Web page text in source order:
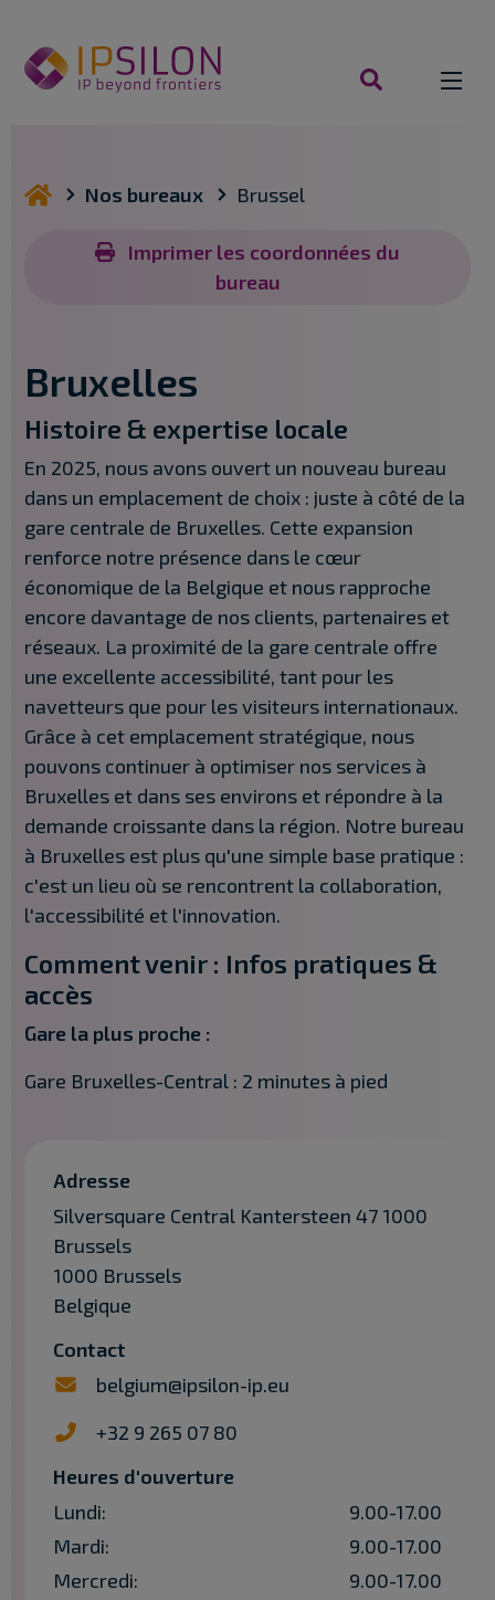
rechercher
vous êtes iciNos bureaux Brussel
Imprimer les coordonnées du
bureau
Bruxelles
Histoire & expertise locale
En 2025, nous avons ouvert un nouveau bureau
dans un emplacement de choix : juste à côté de la
gare centrale de Bruxelles. Cette expansion
renforce notre présence dans le cœur
économique de la Belgique et nous rapproche
encore davantage de nos clients, partenaires et
réseaux. La proximité de la gare centrale offre
une excellente accessibilité, tant pour les
navetteurs que pour les visiteurs internationaux.
Grâce à cet emplacement stratégique, nous
pouvons continuer à optimiser nos services à
Bruxelles et dans ses environs et répondre à la
demande croissante dans la région. Notre bureau
à Bruxelles est plus qu'une simple base pratique :
c'est un lieu où se rencontrent la collaboration,
l'accessibilité et l'innovation.
Comment venir : Infos pratiques &
accès
Gare la plus proche :
Gare Bruxelles-Central : 2 minutes à pied
Adresse
Silversquare Central Kantersteen 47 1000
Brussels
1000 Brussels
Belgique
Contact
belgium@ipsilon-ip.eu
+32 9 265 07 80
Heures d'ouverture
Lundi:
9.00-17.00
Mardi:
9.00-17.00
Mercredi:
9.00-17.00